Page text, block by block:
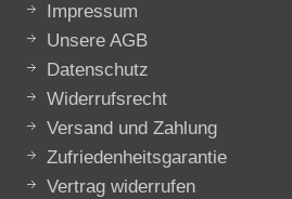
Impressum
Unsere AGB
Datenschutz
Widerrufsrecht
Versand und Zahlung
Zufriedenheitsgarantie
Vertrag widerrufen